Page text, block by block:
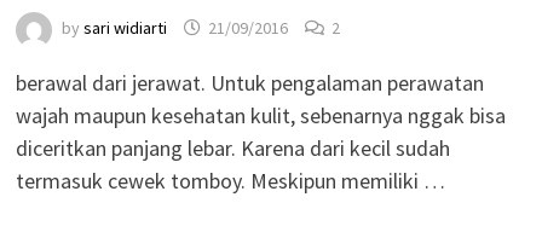
by sari widiarti 21/09/2016 2
berawal dari jerawat. Untuk pengalaman perawatan
wajah maupun kesehatan kulit, sebenarnya nggak bisa
diceritkan panjang lebar. Karena dari kecil sudah
termasuk cewek tomboy. Meskipun memiliki …